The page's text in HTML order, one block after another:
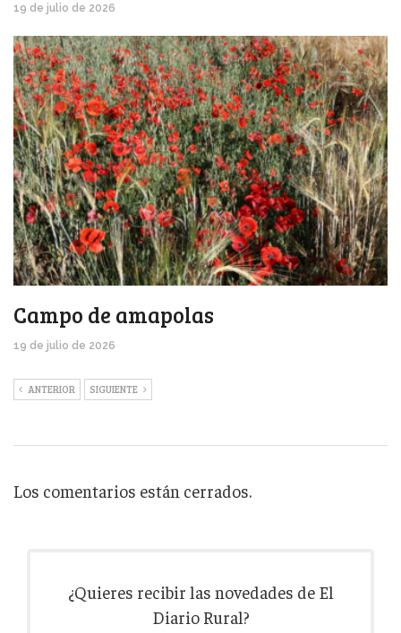
19 de julio de 2026
Campo de amapolas
19 de julio de 2026
ANTERIOR SIGUIENTE
Los comentarios están cerrados.
¿Quieres recibir las novedades de El
Diario Rural?